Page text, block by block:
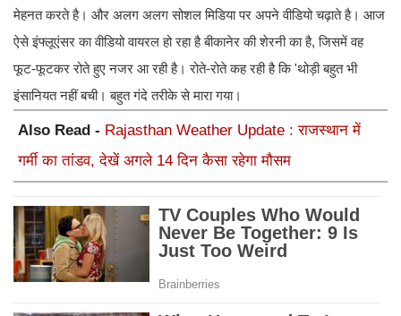
मेहनत करते है। और अलग अलग सोशल मिडिया पर अपने वीडियो चढ़ाते है। आज
ऐसे इंफ्लूएंसर का वीडियो वायरल हो रहा है बीकानेर की शेरनी का है, जिसमें वह
फूट-फूटकर रोते हुए नजर आ रही है। रोते-रोते कह रही है कि 'थोड़ी बहुत भी
इंसानियत नहीं बची। बहुत गंदे तरीके से मारा गया।
Also Read - Rajasthan Weather Update : राजस्थान में
गर्मी का तांडव, देखें अगले 14 दिन कैसा रहेगा मौसम